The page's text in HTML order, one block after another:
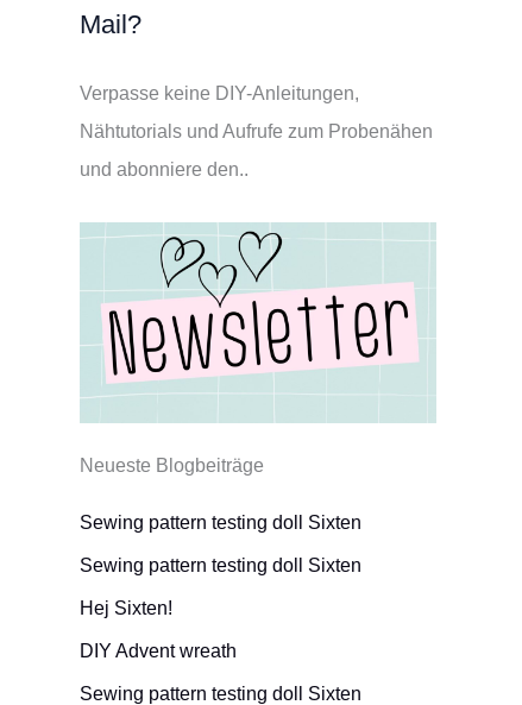
Mail?
Verpasse keine DIY-Anleitungen,
Nähtutorials und Aufrufe zum Probenähen
und abonniere den..
Neueste Blogbeiträge
Sewing pattern testing doll Sixten
Sewing pattern testing doll Sixten
Hej Sixten!
DIY Advent wreath
Sewing pattern testing doll Sixten